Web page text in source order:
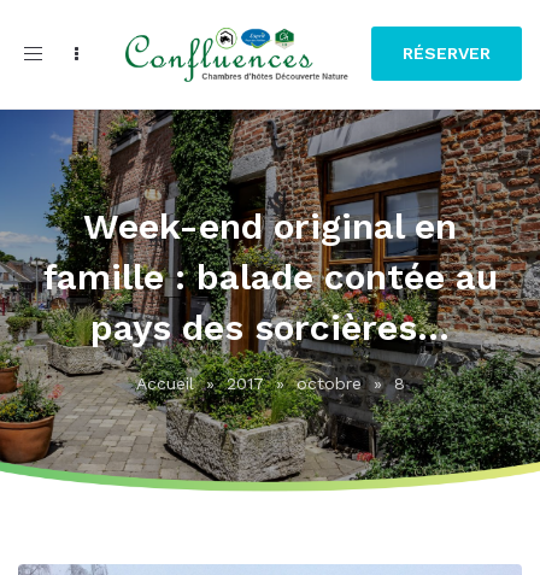
Toggle
RÉSERVER
Week-end original en
famille : balade contée au
pays des sorcières...
Accueil»2017»octobre»8